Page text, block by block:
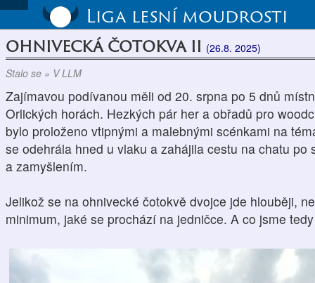
Liga lesní moudrosti
OHNIVECKÁ ČOTOKVA II (26.8. 2025)
Stalo se » V LLM
Zajímavou podívanou měli od 20. srpna po 5 dnů
Orlických horách. Hezkých pár her a obřadů pro
bylo proloženo vtipnými a malebnými scénkami na
se odehrála hned u vlaku a zahájila cestu na chatu
a zamyšlením.
Jelikož se na ohnivecké čotokvě dvojce jde hlouběji,
minimum, jaké se prochází na jedničce. A co jsme